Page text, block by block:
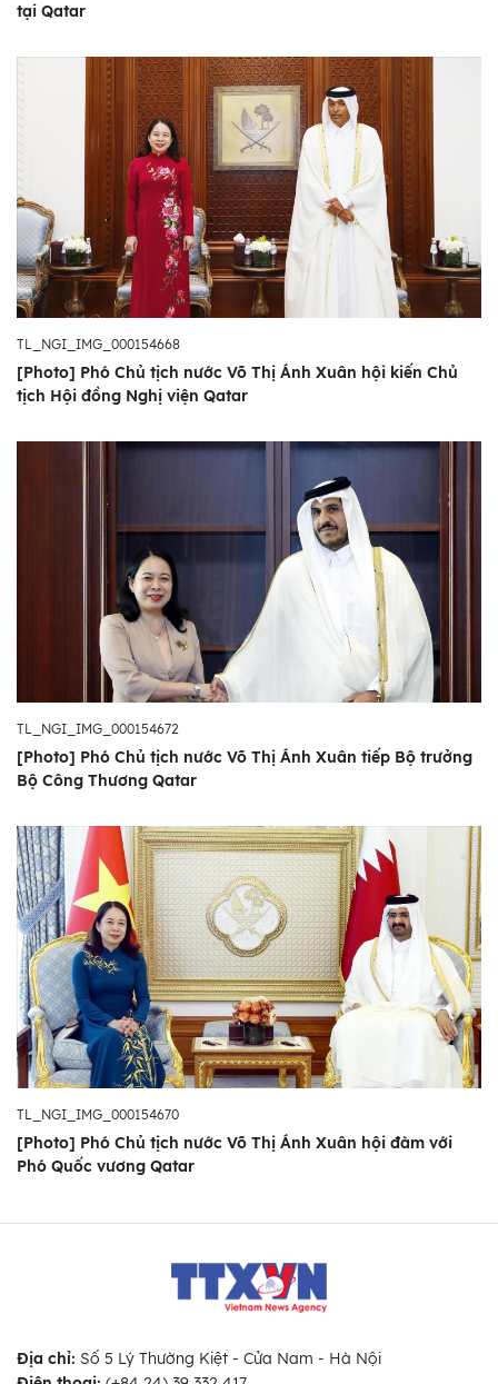
tại Qatar
TL_NGI_IMG_000154668
[Photo] Phó Chủ tịch nước Võ Thị Ánh Xuân hội kiến Chủ
tịch Hội đồng Nghị viện Qatar
TL_NGI_IMG_000154672
[Photo] Phó Chủ tịch nước Võ Thị Ánh Xuân tiếp Bộ trưởng
Bộ Công Thương Qatar
TL_NGI_IMG_000154670
[Photo] Phó Chủ tịch nước Võ Thị Ánh Xuân hội đàm với
Phó Quốc vương Qatar
Địa chỉ: Số 5 Lý Thường Kiệt - Cửa Nam - Hà Nội